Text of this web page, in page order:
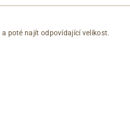
a poté najít odpovídající velikost.